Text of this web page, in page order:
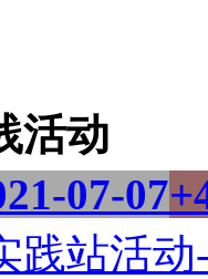
活动
07-07
践站活